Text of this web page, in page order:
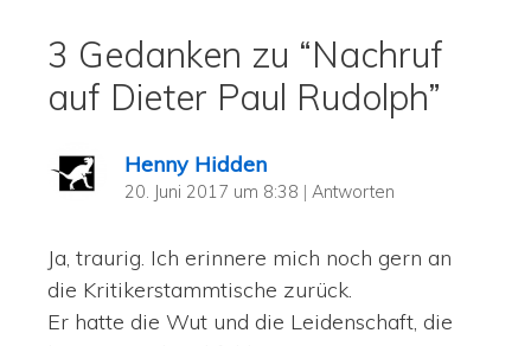
3 Gedanken zu “Nachruf
auf Dieter Paul Rudolph”
Henny Hidden
20. Juni 2017 um 8:38 | Antworten
Ja, traurig. Ich erinnere mich noch gern an
die Kritikerstammtische zurück.
Er hatte die Wut und die Leidenschaft, die